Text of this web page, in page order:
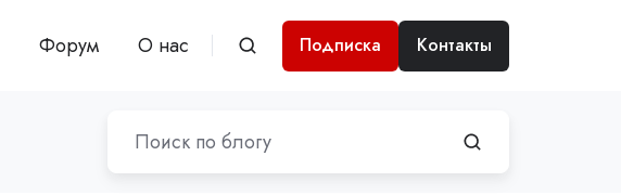
Форум О нас Подписка Контакты